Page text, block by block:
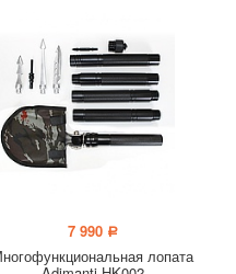
7 990 a
лопата